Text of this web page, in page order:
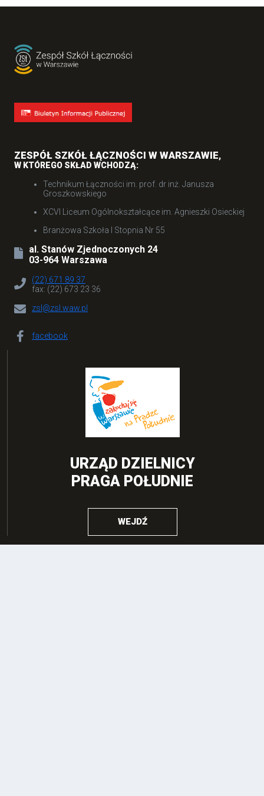
ZESPÓŁ SZKÓŁ ŁĄCZNOŚCI W WARSZAWIE,
W KTÓREGO SKŁAD WCHODZĄ:
Technikum Łączności im. prof. dr inż. Janusza
Groszkowskiego
XCVI Liceum Ogólnokształcące im. Agnieszki Osieckiej
Branżowa Szkoła I Stopnia Nr 55
al. Stanów Zjednoczonych 24
03-964 Warszawa
(22) 671 89 37
fax: (22) 673 23 36
zsl@zsl.waw.pl
facebook
URZĄD DZIELNICY
PRAGA POŁUDNIE
WEJDŹ